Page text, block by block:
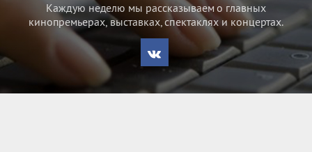
Каждую неделю мы рассказываем о главных
кинопремьерах, выставках, спектаклях и концертах.